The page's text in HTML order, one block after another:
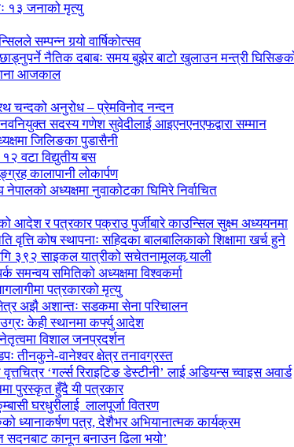
१३ जनाको मृत्यु
सम्पन्न गर्‍यो वार्षिकोत्सव
नैतिक दबाबः समय बुझेर बाटो खुलाउन मन्त्री
आजकाल
चन्दको अनुरोध – प्रेमविनोद नन्दन
सदस्य गणेश सुवेदीलाई आइएनएनएफद्वारा सम्मान
जिलिङका पुडासैनी
वटा विद्युतीय बस
कालापानी लोकार्पण
अध्यक्षमा नुवाकोटका घिमिरे निर्वाचित
आदेश र पत्रकार पक्राउ पुर्जीबारे काउन्सिल सुक्ष्म अध्ययनमा
वृत्ति कोष स्थापनाः सहिदका बालबालिकाको शिक्षामा खर्च हुने
३९२ साइकल यात्रीको सचेतनामूलक र्‍याली
समन्वय समितिको अध्यक्षमा विश्वकर्मा
पत्रकारको मृत्यु
अझै अशान्तः सडकमा सेना परिचालन
उग्रः केही स्थानमा कर्फ्यु आदेश
विशाल जनप्रदर्शन
तीनकुने-वानेश्वर क्षेत्र तनावग्रस्त
वृत्तचित्र ‘गर्ल्स रिराइटिङ डेस्टीनी’ लाई अडियन्स च्वाइस अवार्ड
पुरस्कृत हुँदै यी पत्रकार
घरधुरीलाई लालपूर्जा वितरण
ध्यानाकर्षण पत्र, देशैभर अभियानात्मक कार्यक्रम
सदनबाट कानून बनाउन ढिला भयो’